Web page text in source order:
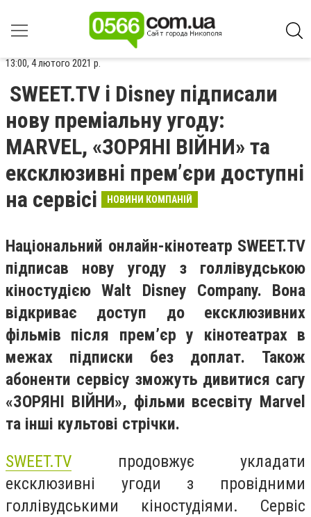
13:00, 4 лютого 2021 р.
SWEET.TV і Disney підписали
нову преміальну угоду:
MARVEL, «ЗОРЯНІ ВІЙНИ» та
ексклюзивні прем’єри доступні
на сервісі
НОВИНИ КОМПАНІЙ
Національний онлайн-кінотеатр SWEET.TV
підписав нову угоду з голлівудською
кіностудією Walt Disney Company. Вона
відкриває доступ до ексклюзивних
фільмів після прем’єр у кінотеатрах в
межах підписки без доплат. Також
абоненти сервісу зможуть дивитися сагу
«ЗОРЯНІ ВІЙНИ», фільми всесвіту Marvel
та інші культові стрічки.
SWEET.TV продовжує укладати
ексклюзивні угоди з провідними
голлівудськими кіностудіями. Сервіс